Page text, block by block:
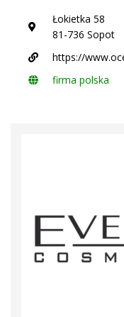
Łokietka 58
81-736 Sopot
https://
firma polska